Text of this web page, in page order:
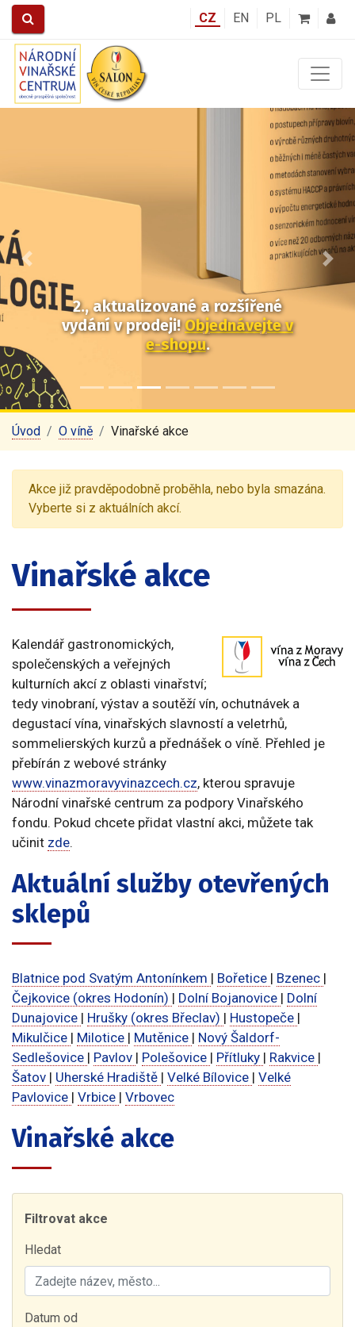
CZ EN PL
2., aktualizované a rozšířené
vydání v prodeji!Objednávejte v
e-shopu.
Předchozí Další
Úvod O víně Vinařské akce
Akce již pravděpodobně proběhla, nebo byla smazána.
Vyberte si z aktuálních akcí.
Vinařské akce
Kalendář gastronomických,
společenských a veřejných
kulturních akcí z oblasti vinařství;
tedy vinobraní, výstav a soutěží vín, ochutnávek a
degustací vína, vinařských slavností a veletrhů,
sommelierských kurzů a přednášek o víně. Přehled je
přebírán z webové stránky
www.vinazmoravyvinazcech.cz, kterou spravuje
Národní vinařské centrum za podpory Vinařského
fondu. Pokud chcete přidat vlastní akci, můžete tak
učinit zde.
Aktuální služby otevřených
sklepů
Blatnice pod Svatým Antonínkem | Bořetice | Bzenec |
Čejkovice (okres Hodonín) | Dolní Bojanovice | Dolní
Dunajovice | Hrušky (okres Břeclav) | Hustopeče |
Mikulčice | Milotice | Mutěnice | Nový Šaldorf-
Sedlešovice | Pavlov | Polešovice | Přítluky | Rakvice |
Šatov | Uherské Hradiště | Velké Bílovice | Velké
Pavlovice | Vrbice | Vrbovec
Vinařské akce
Filtrovat akce
Hledat
Datum od